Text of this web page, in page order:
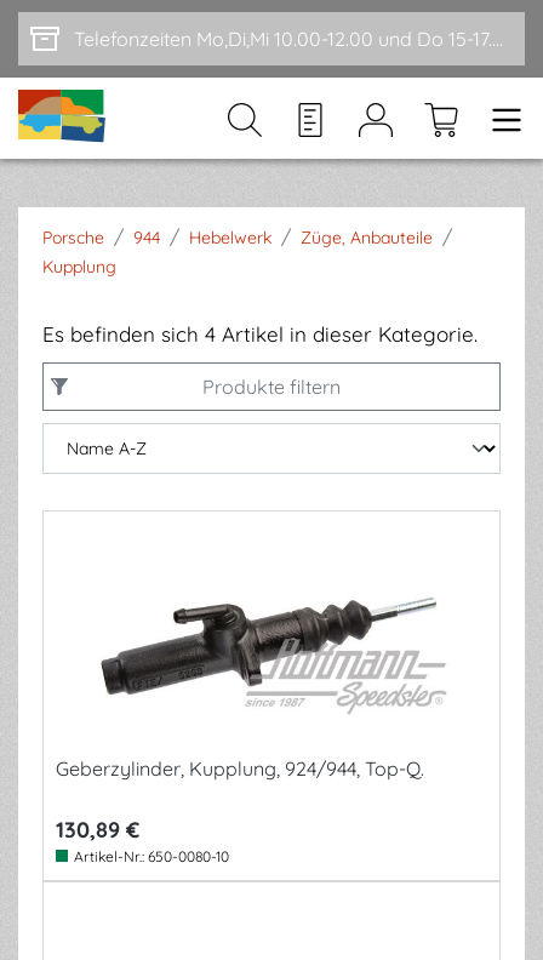
Zum Hauptinhalt springen Telefonzeiten Mo,Di,Mi 10.00-12.00 und Do 15-17.00
Porsche / 944 / Hebelwerk / Züge, Anbauteile /
Kupplung
Es befinden sich 4 Artikel in dieser Kategorie.
Produkte filtern
Geberzylinder, Kupplung, 924/944, Top-Q.
130,89 €
Artikel-Nr.: 650-0080-10